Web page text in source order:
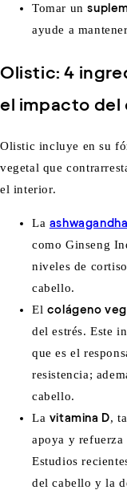
Tomar un
ayude a
Olistic: 4
el impacto del
Olistic incluye en su
vegetal que
el interior.
La ashwagandha
como Ginseng
niveles de
cabello.
El colágeno
del estrés. Este
que es el
resistencia;
cabello.
La vitamina D,
apoya y refuerza
Estudios
del cabello y la